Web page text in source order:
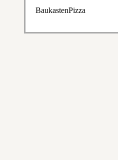
BaukastenPizza